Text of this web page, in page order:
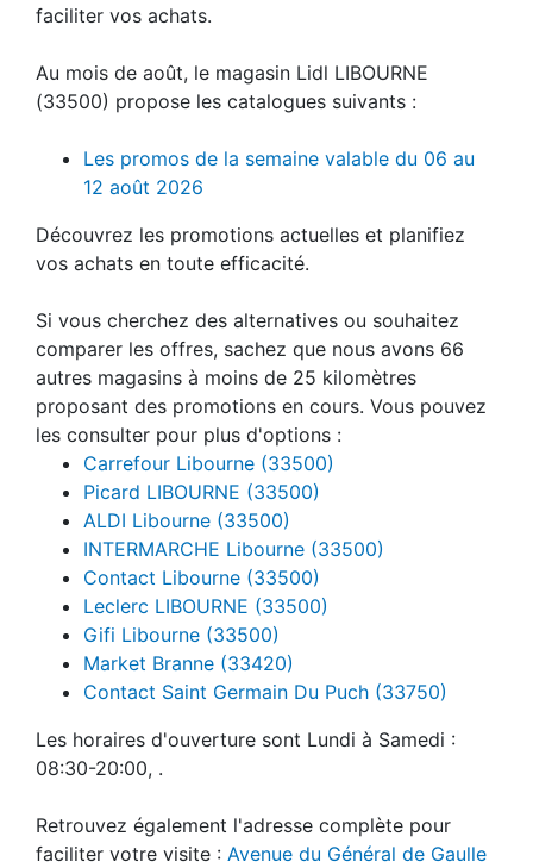
faciliter vos achats.
Au mois de août, le magasin Lidl LIBOURNE
(33500) propose les catalogues suivants :
Les promos de la semaine valable du 06 au
12 août 2026
Découvrez les promotions actuelles et planifiez
vos achats en toute efficacité.
Si vous cherchez des alternatives ou souhaitez
comparer les offres, sachez que nous avons 66
autres magasins à moins de 25 kilomètres
proposant des promotions en cours. Vous pouvez
les consulter pour plus d'options :
Carrefour Libourne (33500)
Picard LIBOURNE (33500)
ALDI Libourne (33500)
INTERMARCHE Libourne (33500)
Contact Libourne (33500)
Leclerc LIBOURNE (33500)
Gifi Libourne (33500)
Market Branne (33420)
Contact Saint Germain Du Puch (33750)
Les horaires d'ouverture sont Lundi à Samedi :
08:30-20:00, .
Retrouvez également l'adresse complète pour
faciliter votre visite : Avenue du Général de Gaulle